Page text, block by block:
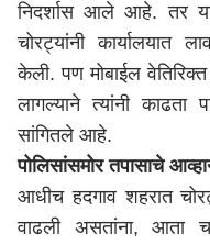
निदर्शास आले आहे. तर
चोरट्यांनी कार्यालयात
केली. पण मोबाईल वेतिरिक्त
लागल्याने त्यांनी
सांगितले आहे.
पोलिसांसमोर तपासाचे
आधीच हदगाव शहरात
वाढली असतांना, आता